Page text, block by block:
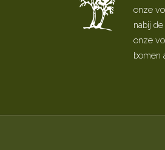
onze
nabij
onze
bomen